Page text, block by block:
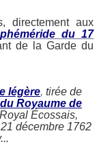
directement aux
du 17
de la Garde du
légère, tirée de
Royaume de
Écossais,
décembre 1762